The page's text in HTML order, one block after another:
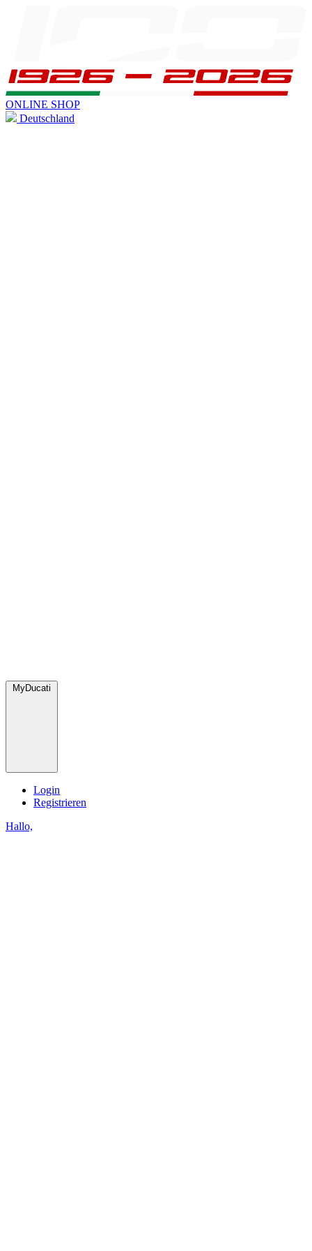
ONLINE SHOP
Deutschland
MyDucati
Login
Registrieren
Hallo,